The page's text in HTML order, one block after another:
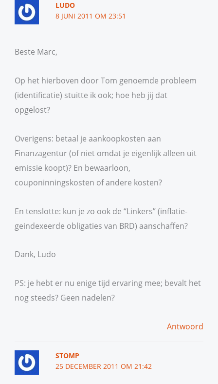
LUDO
8 JUNI 2011 OM 23:51
Beste Marc,
Op het hierboven door Tom genoemde probleem
(identificatie) stuitte ik ook; hoe heb jij dat
opgelost?
Overigens: betaal je aankoopkosten aan
Finanzagentur (of niet omdat je eigenlijk alleen uit
emissie koopt)? En bewaarloon,
couponinningskosten of andere kosten?
En tenslotte: kun je zo ook de “Linkers” (inflatie-
geindexeerde obligaties van BRD) aanschaffen?
Dank, Ludo
PS: je hebt er nu enige tijd ervaring mee; bevalt het
nog steeds? Geen nadelen?
Antwoord
STOMP
25 DECEMBER 2011 OM 21:42